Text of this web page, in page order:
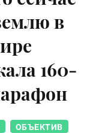
в
160-
ОБЪЕКТИВ